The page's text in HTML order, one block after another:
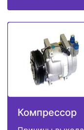
Компрессор